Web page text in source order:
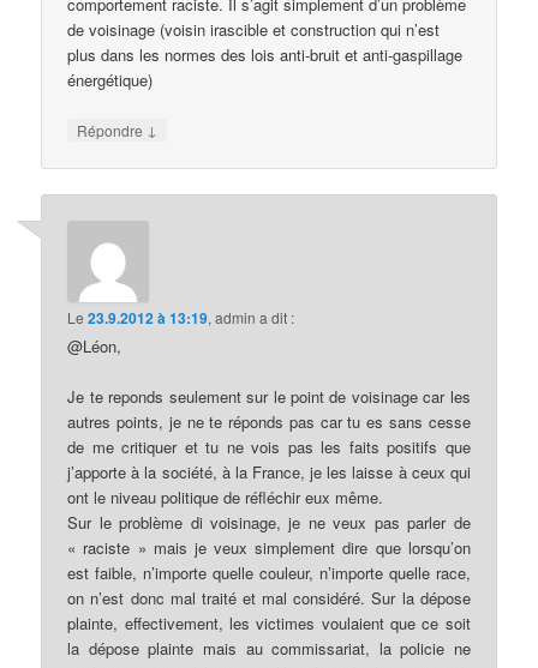
de voisinage (voisin irascible et construction qui n’est
plus dans les normes des lois anti-bruit et anti-gaspillage
énergétique)
Répondre ↓
Le23.9.2012 à 13:19,admin a dit :
@Léon,
Je te reponds seulement sur le point de voisinage car les
autres points, je ne te réponds pas car tu es sans cesse
de me critiquer et tu ne vois pas les faits positifs que
j’apporte à la société, à la France, je les laisse à ceux qui
ont le niveau politique de réfléchir eux même.
Sur le problème di voisinage, je ne veux pas parler de
« raciste » mais je veux simplement dire que lorsqu’on
est faible, n’importe quelle couleur, n’importe quelle race,
on n’est donc mal traité et mal considéré. Sur la dépose
plainte, effectivement, les victimes voulaient que ce soit
la dépose plainte mais au commissariat, la policie ne